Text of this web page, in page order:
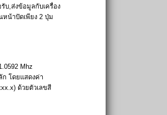
บ,ส่งข้อมูลกับเครื่อง
หน้าปัดเพียง 2 ปุ่ม
Mhz
ก โดยแสดงค่า
ด้วยตัวเลขสี